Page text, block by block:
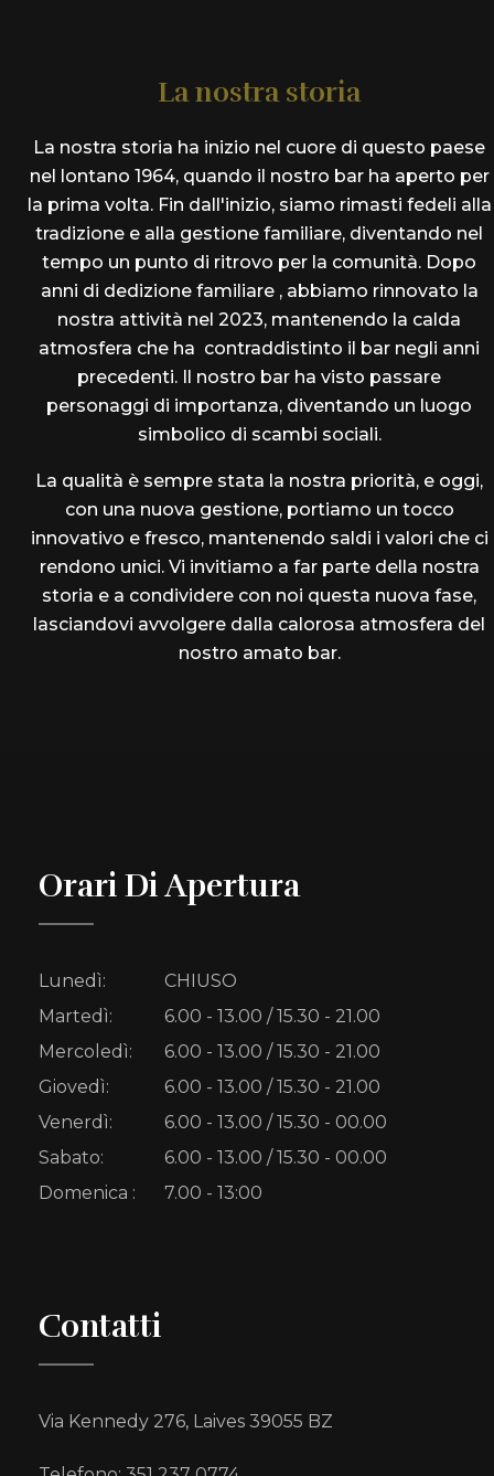
La nostra storia
La nostra storia ha inizio nel cuore di questo paese
nel lontano 1964, quando il nostro bar ha aperto per
la prima volta. Fin dall'inizio, siamo rimasti fedeli alla
tradizione e alla gestione familiare, diventando nel
tempo un punto di ritrovo per la comunità. Dopo
anni di dedizione familiare , abbiamo rinnovato la
nostra attività nel 2023, mantenendo la calda
atmosfera che ha contraddistinto il bar negli anni
precedenti. Il nostro bar ha visto passare
personaggi di importanza, diventando un luogo
simbolico di scambi sociali.
La qualità è sempre stata la nostra priorità, e oggi,
con una nuova gestione, portiamo un tocco
innovativo e fresco, mantenendo saldi i valori che ci
rendono unici. Vi invitiamo a far parte della nostra
storia e a condividere con noi questa nuova fase,
lasciandovi avvolgere dalla calorosa atmosfera del
nostro amato bar.
Orari Di Apertura
Lunedì:
CHIUSO
Martedì:
6.00 - 13.00 / 15.30 - 21.00
Mercoledì:
6.00 - 13.00 / 15.30 - 21.00
Giovedì:
6.00 - 13.00 / 15.30 - 21.00
Venerdì:
6.00 - 13.00 / 15.30 - 00.00
Sabato:
6.00 - 13.00 / 15.30 - 00.00
Domenica :
7.00 - 13:00
Contatti
Via Kennedy 276, Laives 39055 BZ